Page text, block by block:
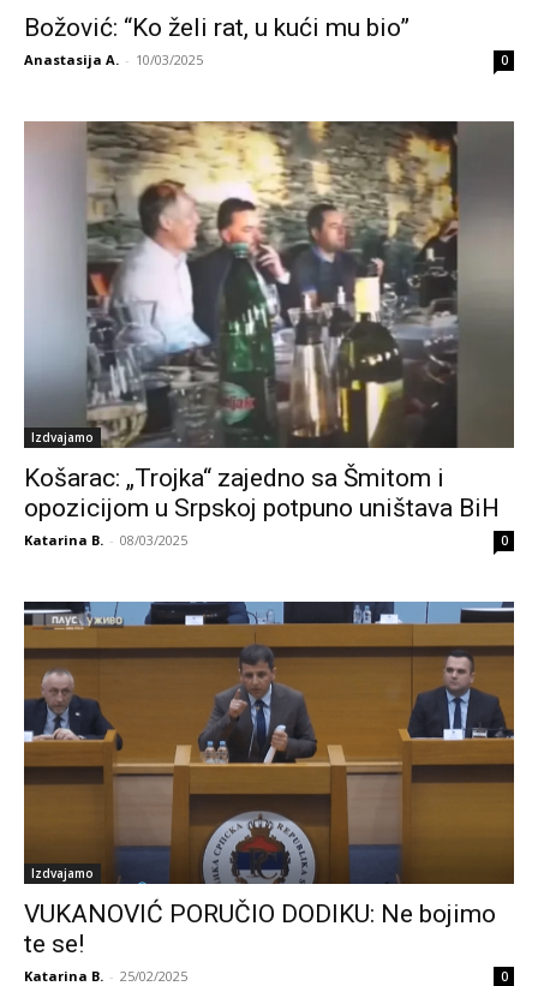
Božović: “Ko želi rat, u kući mu bio”
Anastasija A. - 10/03/2025 0
Izdvajamo
Košarac: „Trojka“ zajedno sa Šmitom i
opozicijom u Srpskoj potpuno uništava BiH
Katarina B. - 08/03/2025 0
Izdvajamo
VUKANOVIĆ PORUČIO DODIKU: Ne bojimo
te se!
Katarina B. - 25/02/2025 0